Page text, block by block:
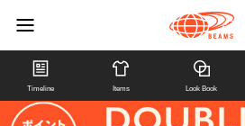
Timeline Items Look Book